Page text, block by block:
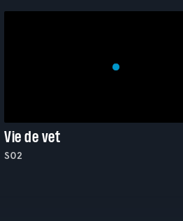
Vie de vet
S02